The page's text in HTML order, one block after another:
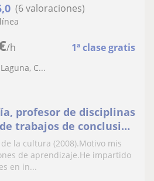
/h 1ª clase gratis
(6 valoraciones)
C...
profesor de disciplinas
trabajos de conclusión
la cultura (2008).Motivo mis
de aprendizaje.He impartido
en in...